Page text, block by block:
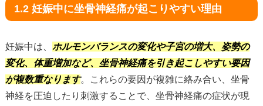
1.2 妊娠中に坐骨神経痛が起こりやすい理由
妊娠中は、 ホルモンバランスの変化や子宮の増大、姿勢の
変化、体重増加など、坐骨神経痛を引き起こしやすい要因
が複数重なります。これらの要因が複雑に絡み合い、坐骨
神経を圧迫したり刺激することで、坐骨神経痛の症状が現